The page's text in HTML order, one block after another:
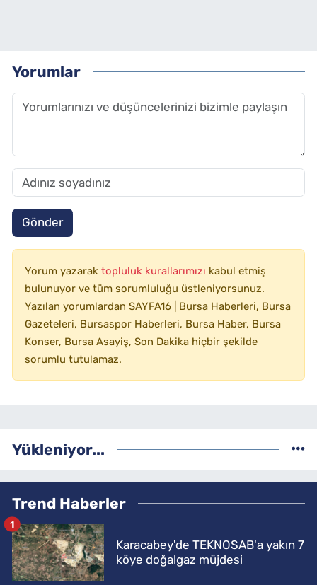
Yorumlar
Gönder
Yorum yazarak topluluk kurallarımızı kabul etmiş
bulunuyor ve tüm sorumluluğu üstleniyorsunuz.
Yazılan yorumlardan SAYFA16 | Bursa Haberleri, Bursa
Gazeteleri, Bursaspor Haberleri, Bursa Haber, Bursa
Konser, Bursa Asayiş, Son Dakika hiçbir şekilde
sorumlu tutulamaz.
Yükleniyor...
Trend Haberler
Karacabey'de TEKNOSAB'a yakın 7
köye doğalgaz müjdesi
1